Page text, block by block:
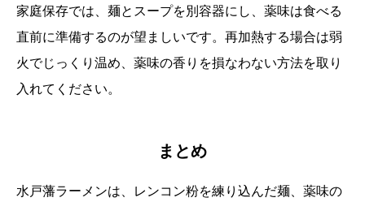
家庭保存では、麺とスープを別容器にし、薬味は食べる
直前に準備するのが望ましいです。再加熱する場合は弱
火でじっくり温め、薬味の香りを損なわない方法を取り
入れてください。
まとめ
水戸藩ラーメンは、レンコン粉を練り込んだ麺、薬味の